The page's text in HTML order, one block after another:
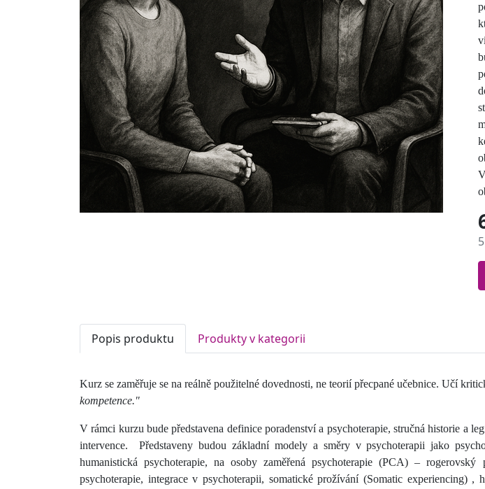
Popis produktu Produkty v kategorii
Kurz se zaměřuje se na reálně použitelné dovednosti, ne teorií přecpané učebnice. Učí
kompetence."
V rámci kurzu bude představena definice poradenství a psychoterapie, stručná historie a
intervence.
Představeny budou základní modely a směry v psychoterapii jako
humanistická psychoterapie, na osoby zaměřená psychoterapie (PCA) –
psychoterapie, integrace v psychoterapii, somatické prožívání (Somatic experiencing)